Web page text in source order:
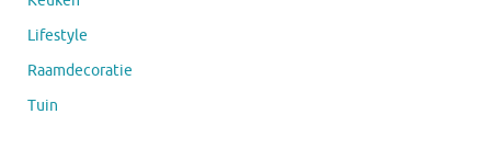
Lifestyle
Raamdecoratie
Tuin